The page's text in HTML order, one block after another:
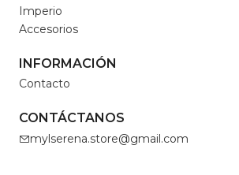
Imperio
Accesorios
INFORMACIÓN
Contacto
CONTÁCTANOS
mylserena.store@gmail.com